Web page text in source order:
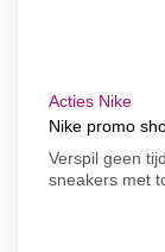
Acties Nike
Nike promo
Verspil geen
sneakers met